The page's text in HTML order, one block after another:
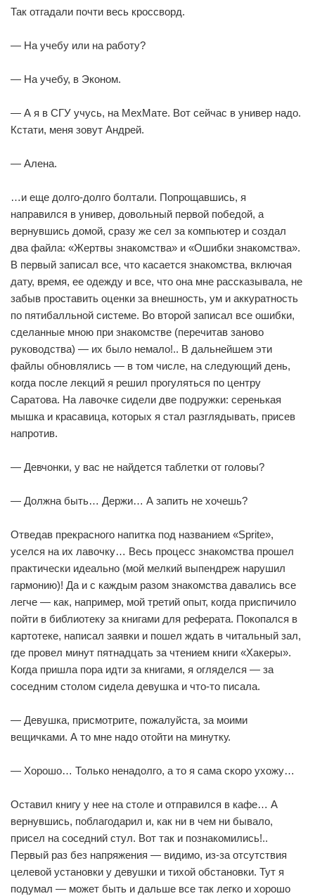
Так отгадали почти весь кроссворд.
— На учебу или на работу?
— На учебу, в Эконом.
— А я в СГУ учусь, на МехМате. Вот сейчас в универ надо.
Кстати, меня зовут Андрей.
— Алена.
…и еще долго-долго болтали. Попрощавшись, я
направился в универ, довольный первой победой, а
вернувшись домой, сразу же сел за компьютер и создал
два файла: «Жертвы знакомства» и «Ошибки знакомства».
В первый записал все, что касается знакомства, включая
дату, время, ее одежду и все, что она мне рассказывала, не
забыв проставить оценки за внешность, ум и аккуратность
по пятибалльной системе. Во второй записал все ошибки,
сделанные мною при знакомстве (перечитав заново
руководства) — их было немало!.. В дальнейшем эти
файлы обновлялись — в том числе, на следующий день,
когда после лекций я решил прогуляться по центру
Саратова. На лавочке сидели две подружки: серенькая
мышка и красавица, которых я стал разглядывать, присев
напротив.
— Девчонки, у вас не найдется таблетки от головы?
— Должна быть… Держи… А запить не хочешь?
Отведав прекрасного напитка под названием «Sprite»,
уселся на их лавочку… Весь процесс знакомства прошел
практически идеально (мой мелкий выпендреж нарушил
гармонию)! Да и с каждым разом знакомства давались все
легче — как, например, мой третий опыт, когда приспичило
пойти в библиотеку за книгами для реферата. Покопался в
картотеке, написал заявки и пошел ждать в читальный зал,
где провел минут пятнадцать за чтением книги «Хакеры».
Когда пришла пора идти за книгами, я огляделся — за
соседним столом сидела девушка и что-то писала.
— Девушка, присмотрите, пожалуйста, за моими
вещичками. А то мне надо отойти на минутку.
— Хорошо… Только ненадолго, а то я сама скоро ухожу…
Оставил книгу у нее на столе и отправился в кафе… А
вернувшись, поблагодарил и, как ни в чем ни бывало,
присел на соседний стул. Вот так и познакомились!..
Первый раз без напряжения — видимо, из-за отсутствия
целевой установки у девушки и тихой обстановки. Тут я
подумал — может быть и дальше все так легко и хорошо